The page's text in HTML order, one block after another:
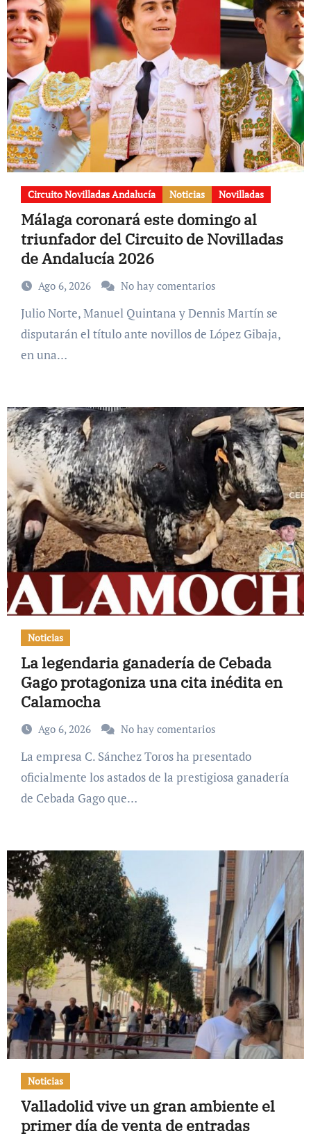
Circuito Novilladas Andalucía Noticias Novilladas
Málaga coronará este domingo al
triunfador del Circuito de Novilladas
de Andalucía 2026
Ago 6, 2026 No hay comentarios
Julio Norte, Manuel Quintana y Dennis Martín se
disputarán el título ante novillos de López Gibaja,
en una…
Noticias
La legendaria ganadería de Cebada
Gago protagoniza una cita inédita en
Calamocha
Ago 6, 2026 No hay comentarios
La empresa C. Sánchez Toros ha presentado
oficialmente los astados de la prestigiosa ganadería
de Cebada Gago que…
Noticias
Valladolid vive un gran ambiente el
primer día de venta de entradas